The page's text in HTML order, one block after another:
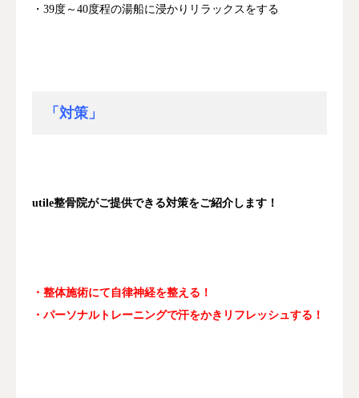
・39度～40度程の湯船に浸かりリラックスをする
「対策」
utile整骨院がご提供できる対策をご紹介します！
・整体施術にて自律神経を整える！
・パーソナルトレーニングで汗をかきリフレッシュする！